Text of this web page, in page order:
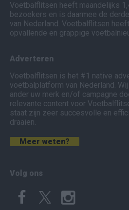
Voetbalflitsen heeft maandelijks
bezoekers en is daarmee de
van Nederland. Voetbalflitsen
opvallende en grappige
Adverteren
Voetbalflitsen is het #1 native
voetbalplatform van Nederland.
ander uw merk en/of campagne
relevante content voor
staat zijn zeer succesvolle en
draaien.
Meer weten?
Volg ons